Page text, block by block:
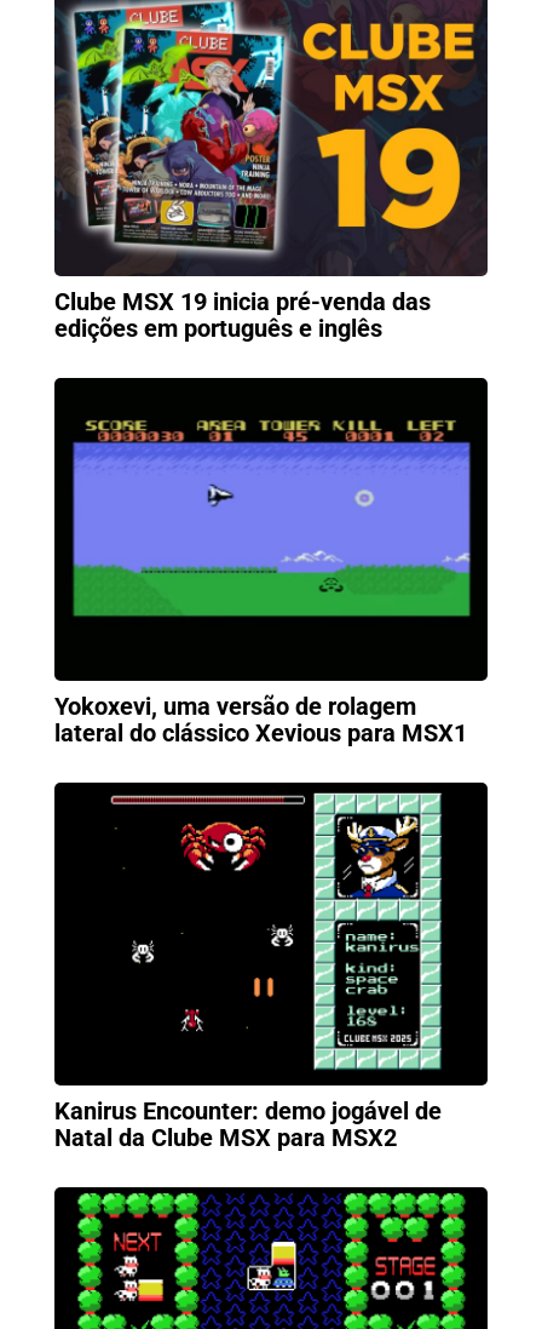
Clube MSX 19 inicia pré-venda das
edições em português e inglês
Yokoxevi, uma versão de rolagem
lateral do clássico Xevious para MSX1
Kanirus Encounter: demo jogável de
Natal da Clube MSX para MSX2